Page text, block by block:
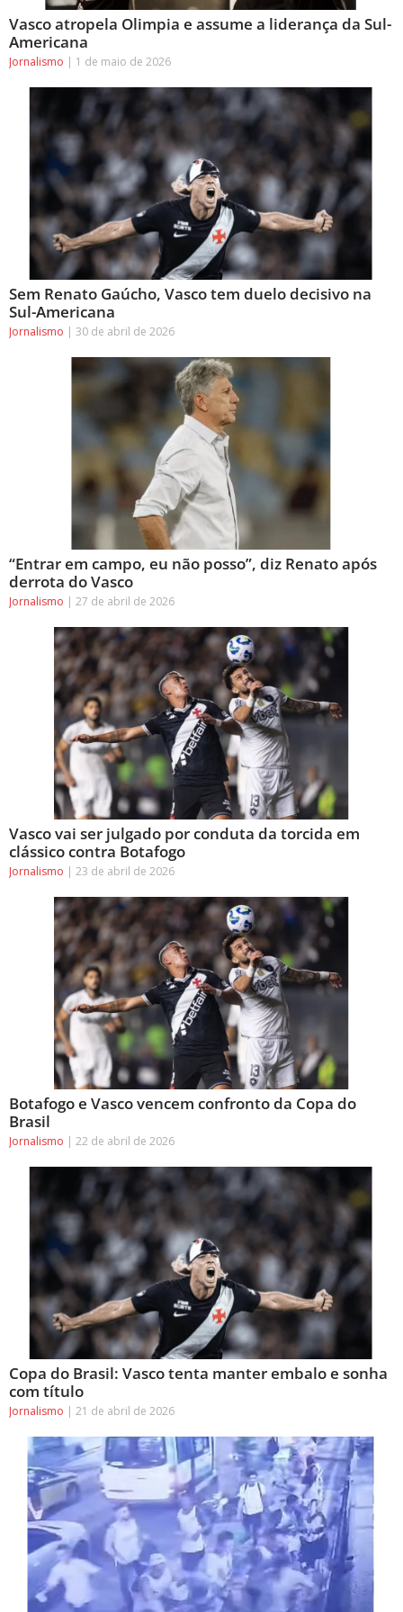
Vasco atropela Olimpia e assume a liderança da Sul-
Americana
Jornalismo 1 de maio de 2026
Sem Renato Gaúcho, Vasco tem duelo decisivo na
Sul-Americana
Jornalismo 30 de abril de 2026
“Entrar em campo, eu não posso”, diz Renato após
derrota do Vasco
Jornalismo 27 de abril de 2026
Vasco vai ser julgado por conduta da torcida em
clássico contra Botafogo
Jornalismo 23 de abril de 2026
Botafogo e Vasco vencem confronto da Copa do
Brasil
Jornalismo 22 de abril de 2026
Copa do Brasil: Vasco tenta manter embalo e sonha
com título
Jornalismo 21 de abril de 2026